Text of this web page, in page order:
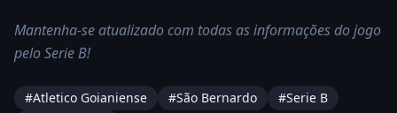
Mantenha-se atualizado com todas as informações do jogo
pelo Serie B!
#Atletico Goianiense #São Bernardo #Serie B